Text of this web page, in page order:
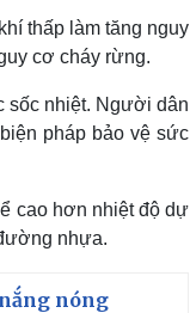
thấp làm tăng nguy
cơ cháy rừng.
sốc nhiệt. Người dân
pháp bảo vệ sức
cao hơn nhiệt độ dự
nhựa.
nóng